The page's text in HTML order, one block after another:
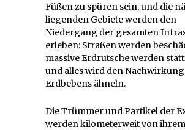
Füßen zu spüren sein, und die
liegenden Gebiete werden den
Niedergang der gesamten
erleben: Straßen werden
massive Erdrutsche werden
und alles wird den
Erdbebens ähneln.
Die Trümmer und Partikel der
werden kilometerweit von ihrem